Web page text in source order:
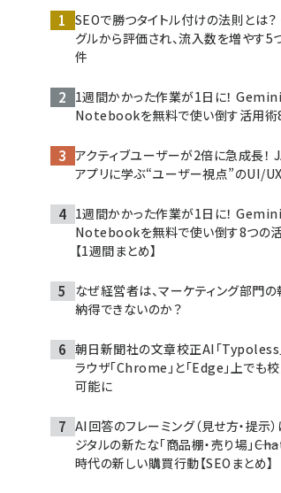
SEOで勝つタイトル付けの法則とは？
グルから評価され、流入数を増やす5
件
1週間かかった作業が1日に！ Gemini
Notebookを無料で使い倒す活用術
アクティブユーザーが2倍に急成長！
アプリに学ぶ“ユーザー視点”のUI/
1週間かかった作業が1日に！ Gemini
Notebookを無料で使い倒す8つの
【1週間まとめ】
なぜ経営者は、マーケティング部門
納得できないのか？
朝日新聞社の文章校正AI「Typoless
ラウザ「Chrome」と「Edge」上でも
可能に
AI回答のフレーミング（見せ方・提示）
ジタルの新たな「商品棚・売り場」
時代の新しい購買行動【SEOまとめ】